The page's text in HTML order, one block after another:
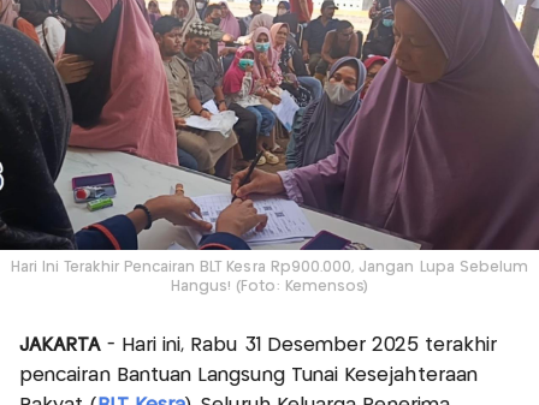
Hari Ini Terakhir Pencairan BLT Kesra Rp900.000, Jangan Lupa Sebelum
Hangus! (Foto: Kemensos)
JAKARTA - Hari ini, Rabu 31 Desember 2025 terakhir
pencairan Bantuan Langsung Tunai Kesejahteraan